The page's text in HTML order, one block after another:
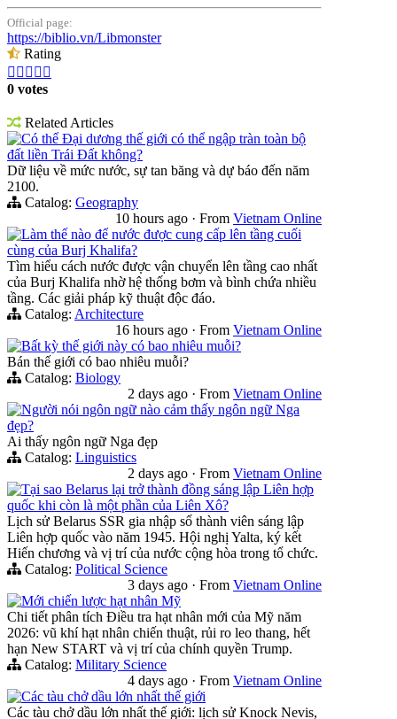
Official page:
https://biblio.vn/Libmonster
Rating
    
0 votes
Related Articles
Có thể Đại dương thế giới có thể ngập tràn toàn bộ
đất liền Trái Đất không?
Dữ liệu về mức nước, sự tan băng và dự báo đến năm
2100.
Catalog: Geography
10 hours ago · From Vietnam Online
Làm thế nào để nước được cung cấp lên tầng cuối
cùng của Burj Khalifa?
Tìm hiểu cách nước được vận chuyển lên tầng cao nhất
của Burj Khalifa nhờ hệ thống bơm và bình chứa nhiều
tầng. Các giải pháp kỹ thuật độc đáo.
Catalog: Architecture
16 hours ago · From Vietnam Online
Bất kỳ thế giới này có bao nhiêu muỗi?
Bán thế giới có bao nhiêu muỗi?
Catalog: Biology
2 days ago · From Vietnam Online
Người nói ngôn ngữ nào cảm thấy ngôn ngữ Nga
đẹp?
Ai thấy ngôn ngữ Nga đẹp
Catalog: Linguistics
2 days ago · From Vietnam Online
Tại sao Belarus lại trở thành đồng sáng lập Liên hợp
quốc khi còn là một phần của Liên Xô?
Lịch sử Belarus SSR gia nhập số thành viên sáng lập
Liên hợp quốc vào năm 1945. Hội nghị Yalta, ký kết
Hiến chương và vị trí của nước cộng hòa trong tổ chức.
Catalog: Political Science
3 days ago · From Vietnam Online
Mới chiến lược hạt nhân Mỹ
Chi tiết phân tích Điều tra hạt nhân mới của Mỹ năm
2026: vũ khí hạt nhân chiến thuật, rủi ro leo thang, hết
hạn New START và vị trí của chính quyền Trump.
Catalog: Military Science
4 days ago · From Vietnam Online
Các tàu chở dầu lớn nhất thế giới
Các tàu chở dầu lớn nhất thế giới: lịch sử Knock Nevis,